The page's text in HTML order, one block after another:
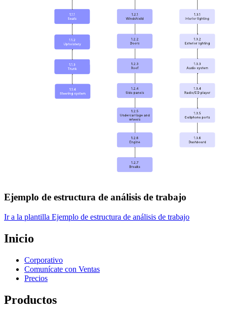
Ejemplo de estructura de análisis de trabajo
Ir a la plantilla Ejemplo de estructura de análisis de trabajo
Inicio
Corporativo
Comunícate con Ventas
Precios
Productos